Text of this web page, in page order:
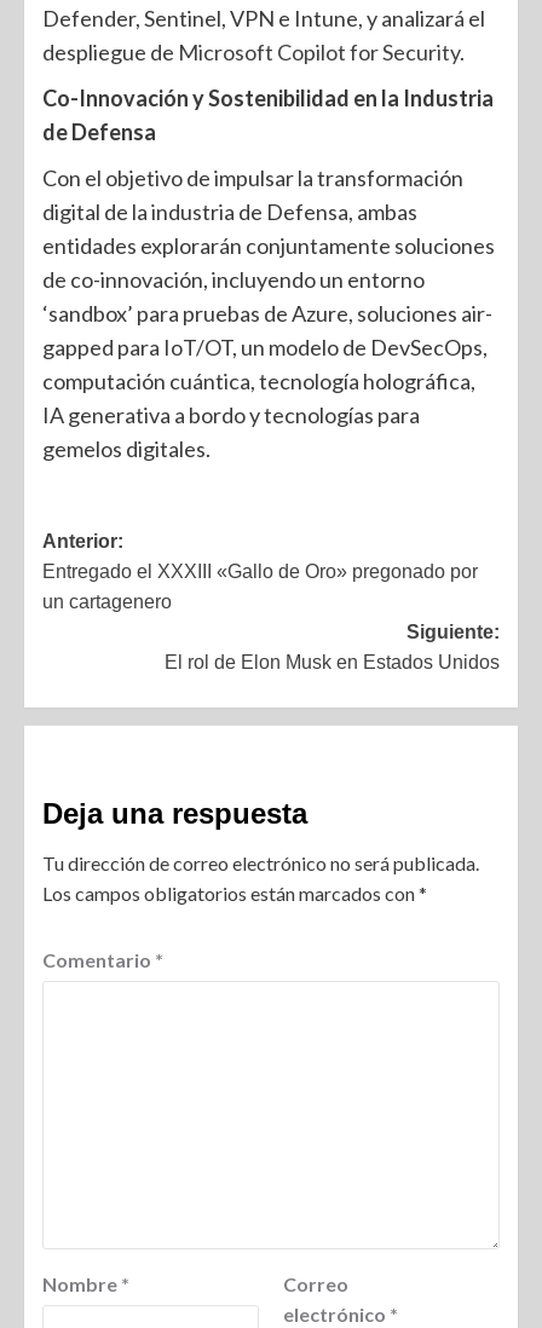
Defender, Sentinel, VPN e Intune, y analizará el
despliegue de Microsoft Copilot for Security.
Co-Innovación y Sostenibilidad en la Industria
de Defensa
Con el objetivo de impulsar la transformación
digital de la industria de Defensa, ambas
entidades explorarán conjuntamente soluciones
de co-innovación, incluyendo un entorno
‘sandbox’ para pruebas de Azure, soluciones air-
gapped para IoT/OT, un modelo de DevSecOps,
computación cuántica, tecnología holográfica,
IA generativa a bordo y tecnologías para
gemelos digitales.
Anterior:
Entregado el XXXIII «Gallo de Oro» pregonado por
un cartagenero
Siguiente:
El rol de Elon Musk en Estados Unidos
Deja una respuesta
Tu dirección de correo electrónico no será publicada.
Los campos obligatorios están marcados con*
Comentario *
Nombre *
Correo
electrónico *